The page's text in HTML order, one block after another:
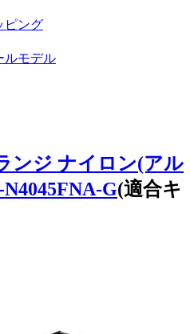
ピング
ルモデル
ンジ ナイロン(アル
G(適合キ